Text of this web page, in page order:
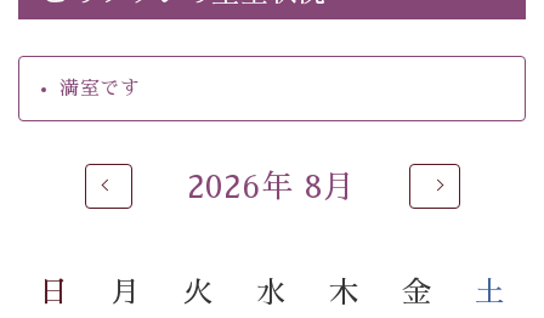
・朝食はこだわりの味噌汁をはじめとした和定食
【温泉】
るご入浴をお愉しみください。
■お座敷風呂（大浴場）
す。
満室です
2026年 8月
日 月 火 水 木 金 土